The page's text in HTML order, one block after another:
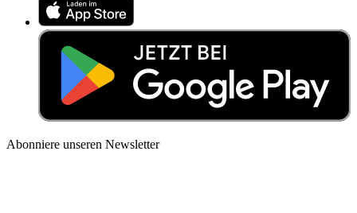
Abonniere unseren Newsletter